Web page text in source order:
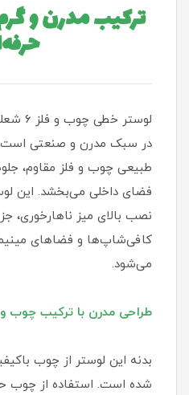
ترکیب مدرن و
در سبک مدرن و صنعتی است
طبیعی چوب و فلز مقاوم،
فضای داخلی می‌بخشد. این
نصب بالای میز ناهارخوری،
کافی‌شاپ‌ها و فضاهای
می‌شود.
طراحی مدرن با ترکیب چوب و
بدنه این لوستر از چوب
شده است. استفاده از چوب